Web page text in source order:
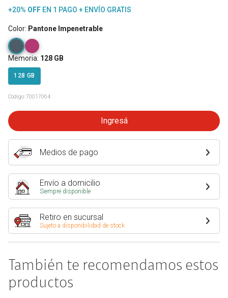
+20% OFF EN 1 PAGO + ENVÍO GRATIS
Color: Pantone Impenetrable
Memoria: 128 GB
128 GB
Código:70017064
Ingresá
Medios de pago
Envío a domicilio
Siempre disponible
Retiro en sucursal
Sujeto a disponibilidad de stock
También te recomendamos estos
productos